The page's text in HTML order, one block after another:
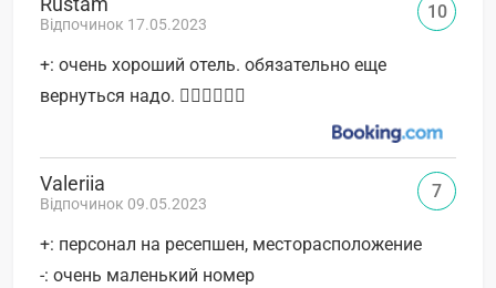
Відпочинок 17.05.2023
+: очень хороший отель. обязательно еще
вернуться надо. 👍🏼👍🏼👍🏼
10
Valeriia
Відпочинок 09.05.2023
+: персонал на ресепшен, месторасположение
-: очень маленький номер
7